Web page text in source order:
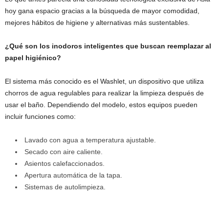
hoy gana espacio gracias a la búsqueda de mayor comodidad,
mejores hábitos de higiene y alternativas más sustentables.
¿Qué son los inodoros inteligentes que buscan reemplazar al
papel higiénico?
El sistema más conocido es el Washlet, un dispositivo que utiliza
chorros de agua regulables para realizar la limpieza después de
usar el baño. Dependiendo del modelo, estos equipos pueden
incluir funciones como:
Lavado con agua a temperatura ajustable.
Secado con aire caliente.
Asientos calefaccionados.
Apertura automática de la tapa.
Sistemas de autolimpieza.